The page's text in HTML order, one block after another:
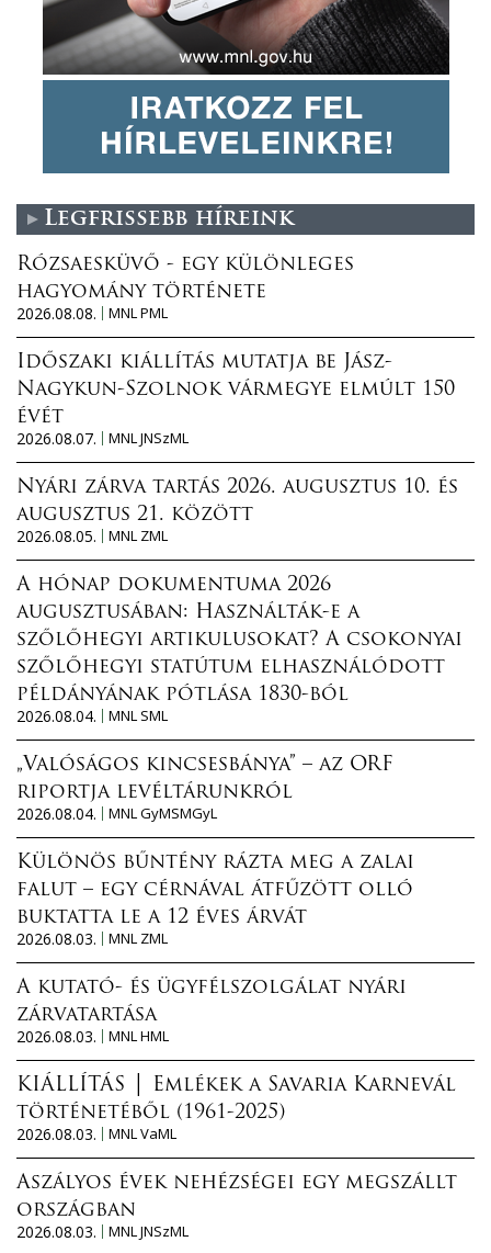
Legfrissebb híreink
Rózsaesküvő - egy különleges
hagyomány története
2026.08.08.
MNL PML
Időszaki kiállítás mutatja be Jász-
Nagykun-Szolnok vármegye elmúlt 150
évét
2026.08.07.
MNL JNSzML
Nyári zárva tartás 2026. augusztus 10. és
augusztus 21. között
2026.08.05.
MNL ZML
A hónap dokumentuma 2026
augusztusában: Használták-e a
szőlőhegyi artikulusokat? A csokonyai
szőlőhegyi statútum elhasználódott
példányának pótlása 1830-ból
2026.08.04.
MNL SML
„Valóságos kincsesbánya” – az ORF
riportja levéltárunkról
2026.08.04.
MNL GyMSMGyL
Különös bűntény rázta meg a zalai
falut – egy cérnával átfűzött olló
buktatta le a 12 éves árvát
2026.08.03.
MNL ZML
A kutató- és ügyfélszolgálat nyári
zárvatartása
2026.08.03.
MNL HML
KIÁLLÍTÁS │ Emlékek a Savaria Karnevál
történetéből (1961-2025)
2026.08.03.
MNL VaML
Aszályos évek nehézségei egy megszállt
országban
2026.08.03.
MNL JNSzML